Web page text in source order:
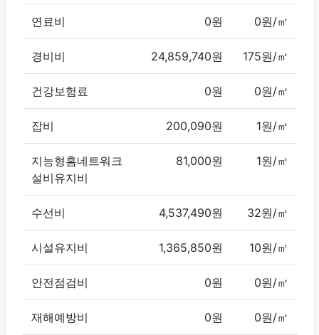
연료비 0원 0원/㎡
경비비 24,859,740원 175원/㎡
건강보험료 0원 0원/㎡
잡비 200,090원 1원/㎡
지능형홈네트워크
설비유지비
81,000원 1원/㎡
수선비 4,537,490원 32원/㎡
시설유지비 1,365,850원 10원/㎡
안전점검비 0원 0원/㎡
재해예방비 0원 0원/㎡